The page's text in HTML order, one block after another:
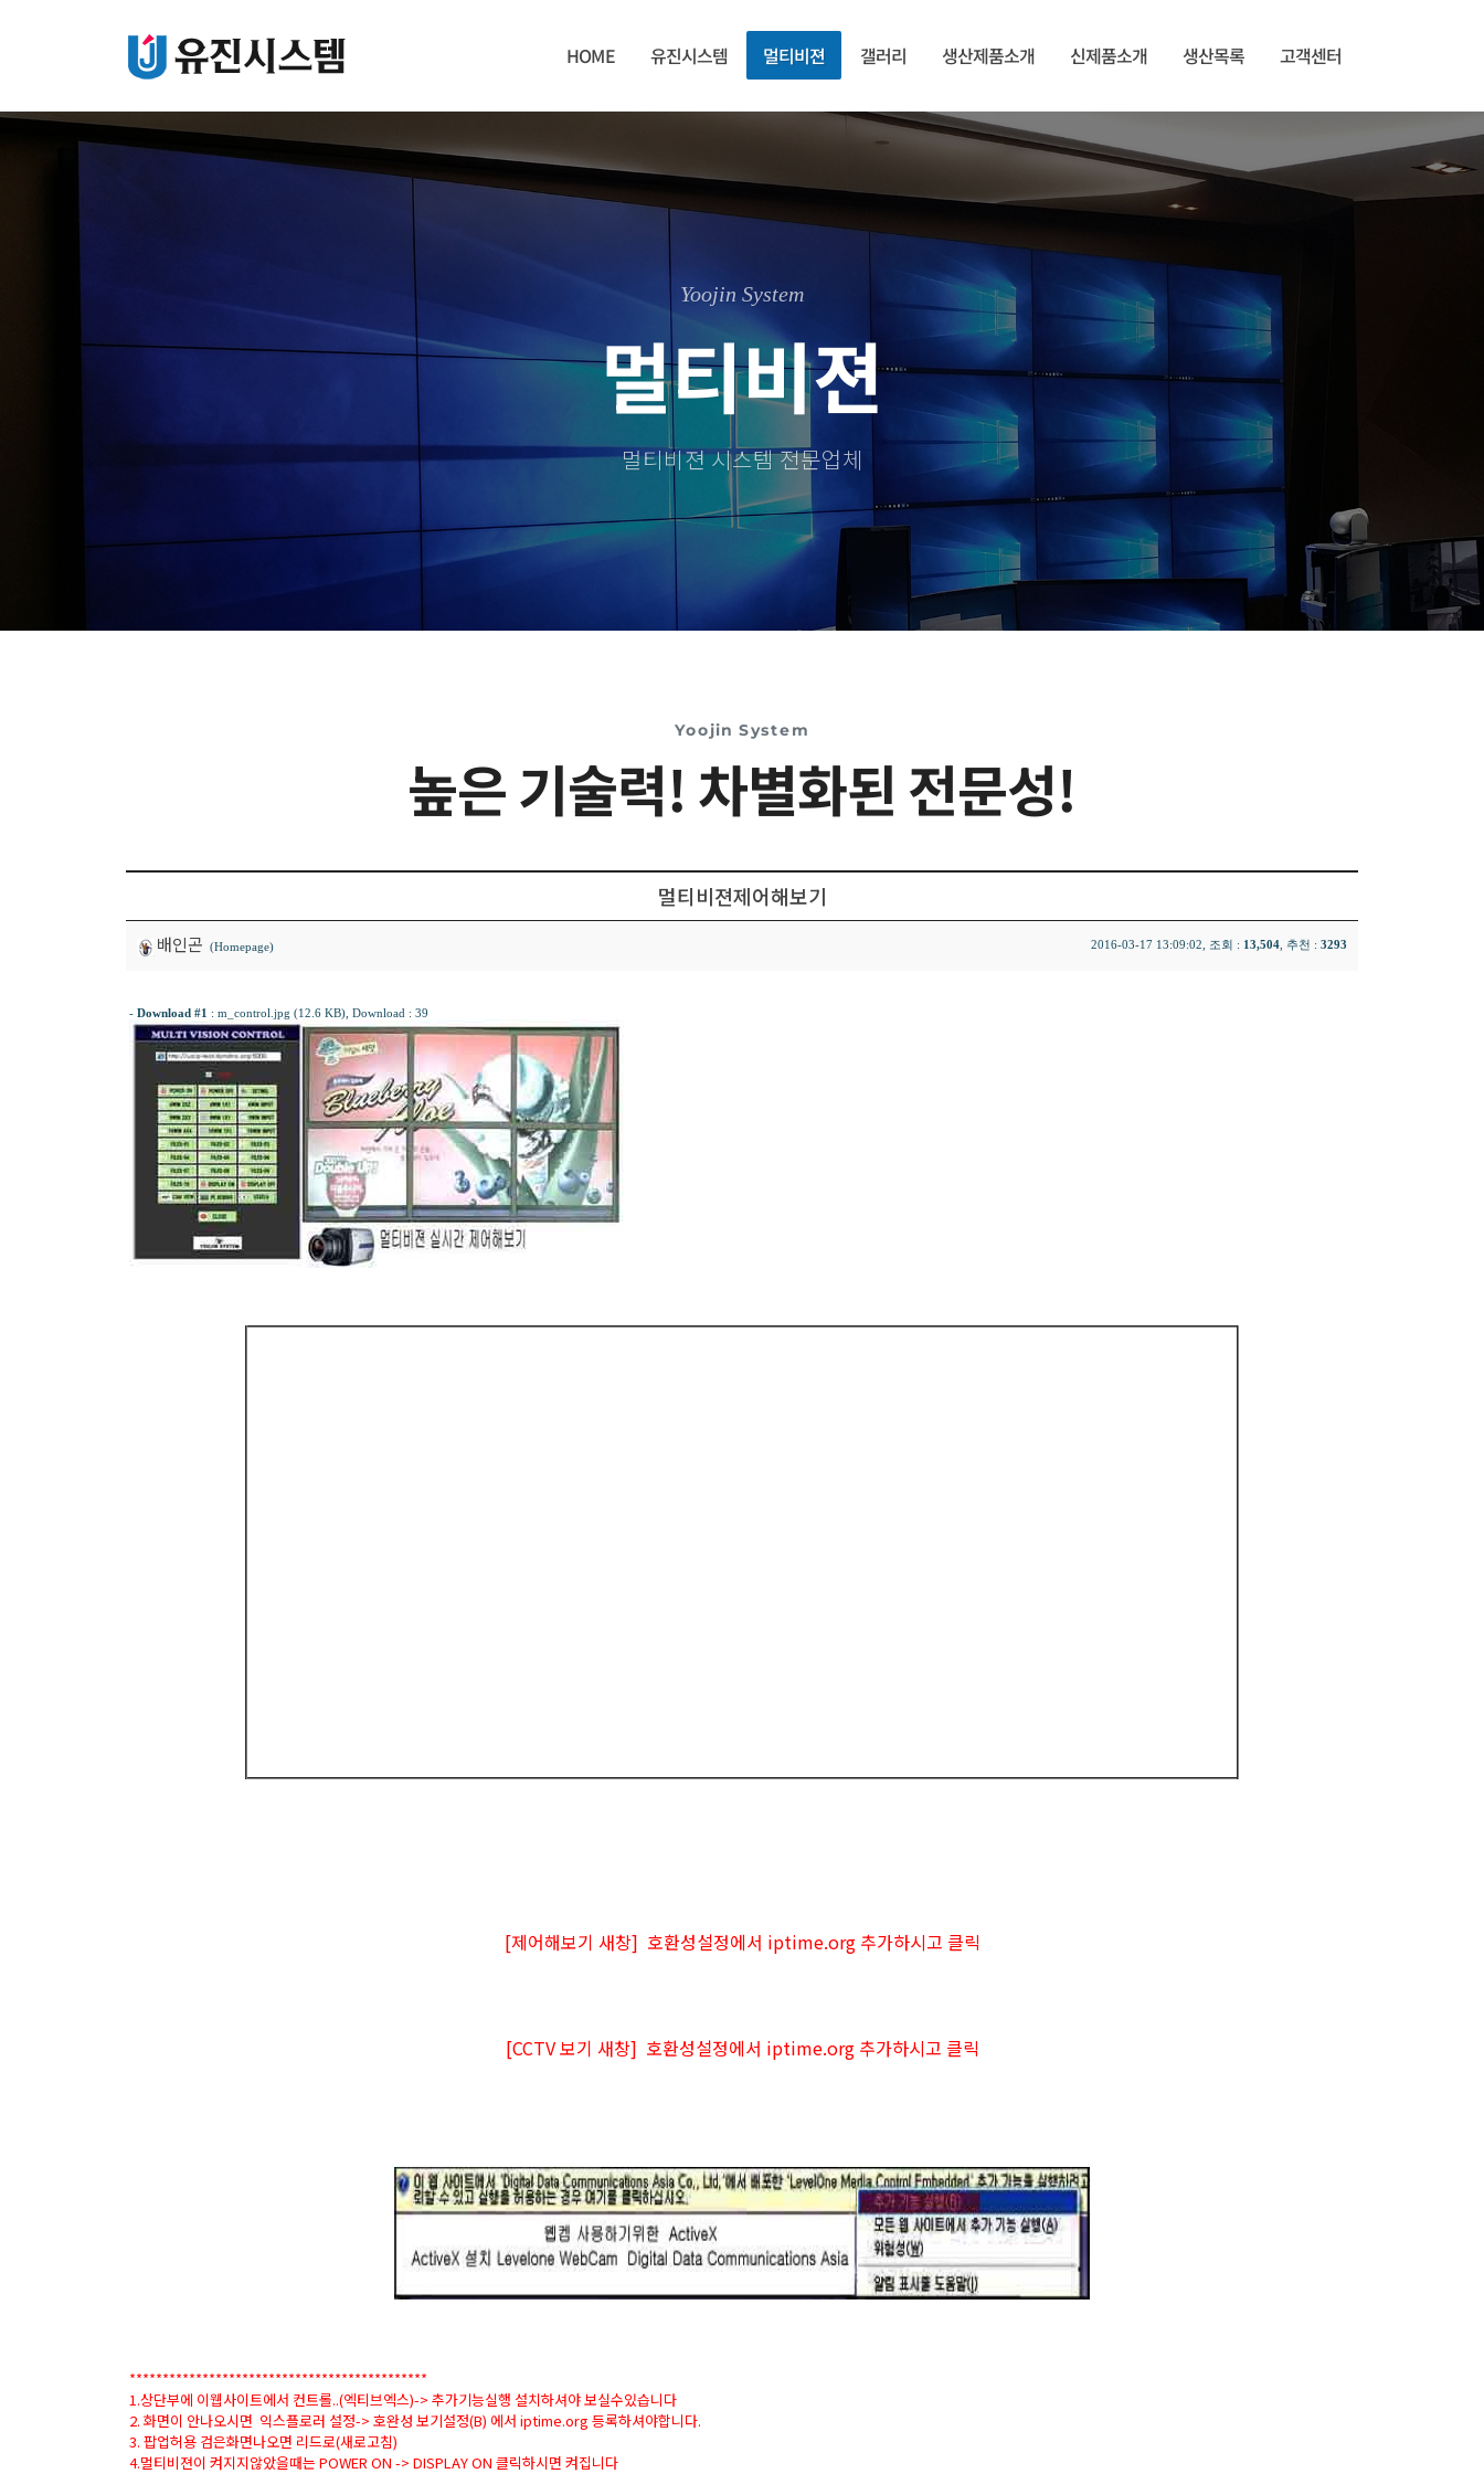
HOME 유진시스템 멀티비젼 갤러리 생산제품소개 신제품소개 생산목록 고객센터
Yoojin System
멀티비젼
멀티비젼 시스템 전문업체
Yoojin System
높은 기술력! 차별화된 전문성!
멀티비젼제어해보기
배인곤 (Homepage) 2016-03-17 13:09:02, 조회 : 13,504 , 추천 : 3293
- Download #1 : m_control.jpg (12.6 KB) , Download : 39
[제어해보기 새창] 호환성설정에서 iptime.org 추가하시고 클릭
[CCTV 보기 새창] 호환성설정에서 iptime.org 추가하시고 클릭
*********************************************
1.상단부에 이웹사이트에서 컨트롤..(엑티브엑스)-> 추가기능실행 설치하셔야 보실수있습니다
2. 화면이 안나오시면 익스플로러 설정-> 호완성 보기설정(B) 에서 iptime.org 등록하셔야합니다.
3. 팝업허용 검은화면나오면 리드로(새로고침)
4.멀티비젼이 켜지지않았을때는 POWER ON -> DISPLAY ON 클릭하시면 켜집니다